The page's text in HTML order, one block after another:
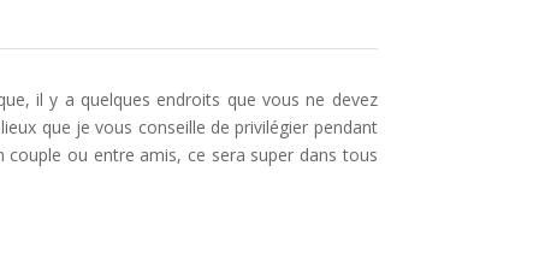
il y a quelques endroits que vous ne devez
que je vous conseille de privilégier pendant
ou entre amis, ce sera super dans tous